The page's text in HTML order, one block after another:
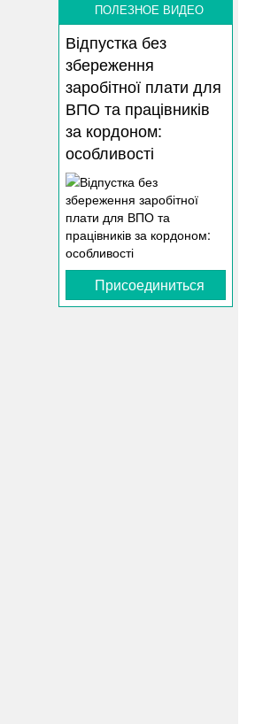
ПОЛЕЗНОЕ ВИДЕО
Відпустка без
збереження
заробітної плати для
ВПО та працівників
за кордоном:
особливості
Присоединиться